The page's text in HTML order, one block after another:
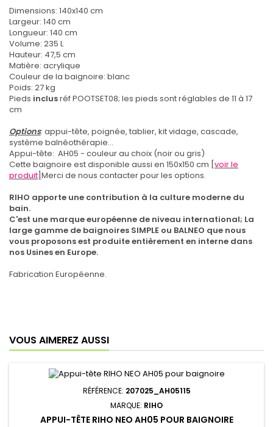
Dimensions: 140x140 cm
Largeur: 140 cm
Longueur: 140 cm
Volume: 235 L
Hauteur: 47,5 cm
Matière: acrylique
Couleur de la baignoire: blanc
Poids: 27 kg
Pieds inclusréf POOTSET08; les pieds sont réglables de 11 à 17
cm
Options: appui-tête, poignée, tablier, kit vidage, cascade,
système balnéothérapie...
Appui-tête: AH05 - couleur au choix (noir ou gris)
Cette baignoire est disponible aussi en 150x150 cm [voir le
produit]Merci de nous contacter pour les options.
RIHO apporte une contribution à la culture moderne du
bain.
C'est une marque européenne de niveau international; La
large gamme de baignoires SIMPLE ou BALNEO que nous
vous proposons est produite entièrement en interne dans
nos Usines en Europe.
Fabrication Européenne.
VOUS AIMEREZ AUSSI
RÉFÉRENCE: 207025_AH05115
MARQUE: RIHO
APPUI-TÊTE RIHO NEO AH05 POUR BAIGNOIRE